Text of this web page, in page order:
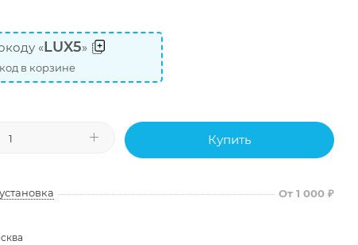
«LUX5»
в корзине
Купить
От 1 000 ₽